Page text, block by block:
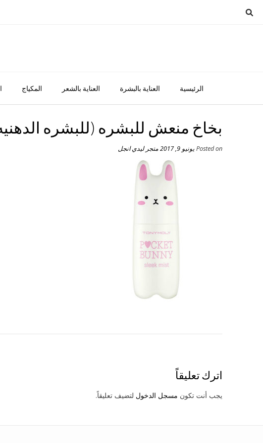
المكياج العناية بالشعر العناية بالبشرة الرئيسية
بخاخ منعش للبشره (للبشره
Posted onيونيو 9, 2017 متجر ليدي انجل
اترك تعليقاً
يجب أنت تكون مسجل الدخول لتضيف تعليقاً.